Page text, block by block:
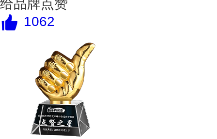
给品牌点赞
1062